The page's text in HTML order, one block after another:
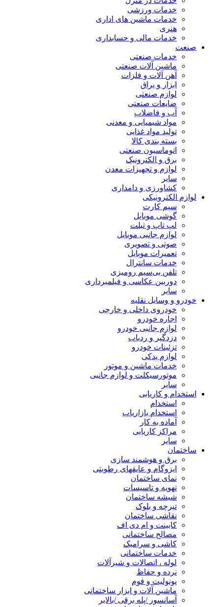
خدمات ورزشی
خدمات ماشین های اداری
هنری
خدمات مالی و حسابداری
صنعت
خدمات صنعتی
ماشین آلات صنعتی
آهن آلات و فلزات
ابزار و یراق
لوازم صنعتی
ضایعات صنعتی
آب و فاضلاب
مواد شیمیایی و معدنی
تولید مواد غذایی
بسته بندی کالا
اتوماسیون صنعتی
برق و الکترونیک
لوازم و تجهیزات معدن
سایر
کشاورزی و دامداری
لوازم الکترونیکی
سیم کارت
گوشی موبایل
لپ تاپ و تبلت
لوازم جانبی موبایل
صوتی و تصویری
تعمیرات موبایل
خدمات سانترال
تلفن بی‌سیم رومیزی
دوربین عکاسی و فیلمبرداری
سایر
خودرو و وسایل نقلیه
خودروی داخلی و خارجی
اجاره خودرو
لوازم جانبی خودرو
دزدگیر و ردیاب
تزئینات خودرو
لوازم یدکی
خدمات ماشین و موتور
موتورسیکلت و لوازم جانبی
سایر
استخدام و کاریابی
استخدام
استخدام بازاریاب
آماده به کار
مراکز کاریابی
سایر
ساختمان
برق و هوشمند سازی
ایزوگام و عایقهای رطوبتی
نمای ساختمان
تهویه و تاسیسات
شیشه ساختمان
تیرچه و بلوک
نقاشی ساختمان
کابینت و ام دی اف
مصالح ساختمانی
کاشی و سرامیک
خدمات ساختمانی
لوله ، اتصالات و شیرآلات
نرده و حفاظ
یونولیت و فوم
ماشین آلات و ابزار ساختمانی
آسانسور /پله برقی /بالابر